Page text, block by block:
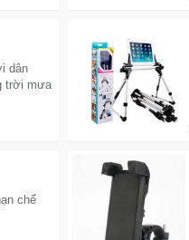
dân
trời mưa
chế